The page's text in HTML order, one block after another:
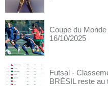
Coupe du
16/10/2025
Futsal -
BRÉSIL reste au